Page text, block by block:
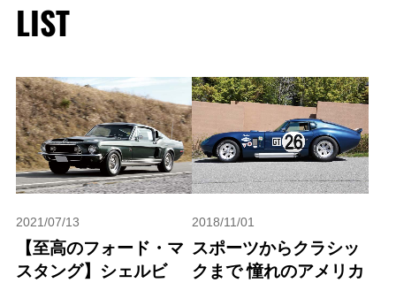
LIST
2021/07/13
【至高のフォード・マ
スタング】シェルビ
2018/11/01
スポーツからクラシッ
クまで 憧れのアメリカ